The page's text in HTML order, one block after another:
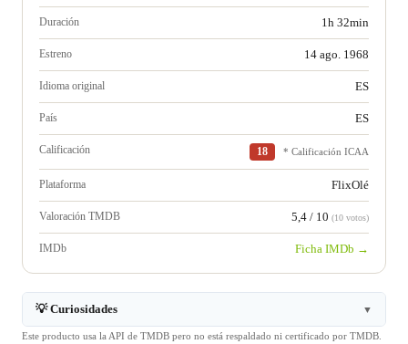
Duración 1h 32min
Estreno 14 ago. 1968
Idioma original ES
País ES
Calificación 18 * Calificación ICAA
Plataforma FlixOlé
Valoración TMDB 5,4 / 10 (10 votos)
IMDb Ficha IMDb →
💡 Curiosidades ▼
Este producto usa la API de TMDB pero no está respaldado ni certificado por TMDB.